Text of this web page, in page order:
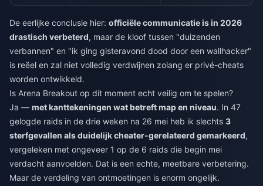
De eerlijke conclusie hier: officiële communicatie is in 2026
drastisch verbeterd, maar de kloof tussen "duizenden
verbannen" en "ik ging gisteravond dood door een wallhacker"
is reëel en zal niet volledig verdwijnen zolang er privé-cheats
worden ontwikkeld.
Is Arena Breakout op dit moment echt veilig om te spelen?
Ja — met kanttekeningen wat betreft map en niveau. In 47
gelogde raids in de drie weken na 26 mei heb ik slechts 3
sterfgevallen als duidelijk cheater-gerelateerd gemarkeerd,
vergeleken met ongeveer 1 op de 6 raids die begin mei
verdacht aanvoelden. Dat is een echte, meetbare verbetering.
Maar de verdeling van ontmoetingen is enorm ongelijk.